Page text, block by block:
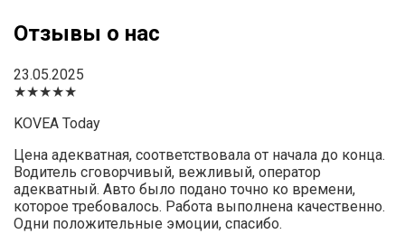
Отзывы о нас
23.05.2025
★★★★★
KOVEA Today
Цена адекватная, соответствовала от начала до конца.
Водитель сговорчивый, вежливый, оператор
адекватный. Авто было подано точно ко времени,
которое требовалось. Работа выполнена качественно.
Одни положительные эмоции, спасибо.